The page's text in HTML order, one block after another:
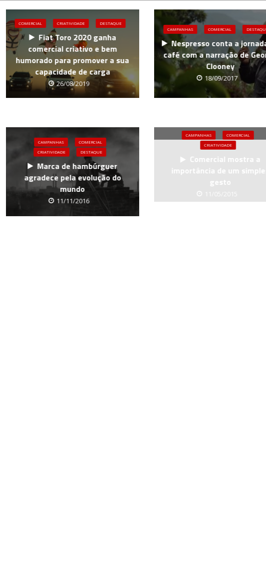
COMERCIAL CRIATIVIDADE DESTAQUE
Fiat Toro 2020 ganha
comercial criativo e bem
humorado para promover a sua
capacidade de carga
26/08/2019
CAMPANHAS COMERCIAL
Nespresso conta a
café com a narração de
Clooney
18/09/2017
CAMPANHAS
COMERCIAL
CRIATIVIDADE
DESTAQUE
Marca de hambúrguer
agradece pela evolução do
mundo
11/11/2016
CAMPANHAS
COMERCIAL
CRIATIVIDADE
Comercial mostra a
importância de um
gesto
11/05/2015